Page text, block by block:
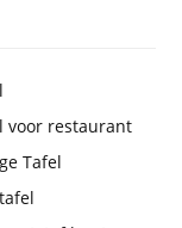
voor restaurant
Tafel